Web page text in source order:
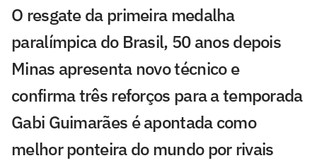
O resgate da primeira medalha
paralímpica do Brasil, 50 anos depois
Minas apresenta novo técnico e
confirma três reforços para a temporada
Gabi Guimarães é apontada como
melhor ponteira do mundo por rivais